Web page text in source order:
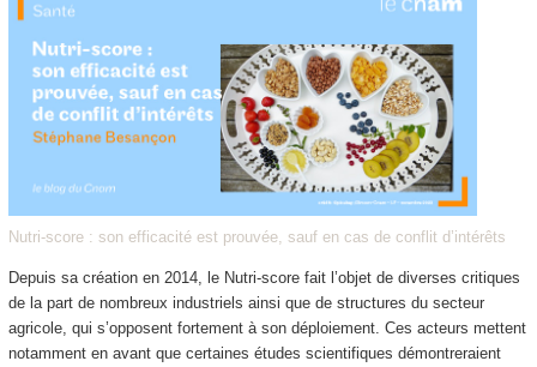
Nutri-score : son efficacité est prouvée, sauf en cas de conflit d’intérêts
Depuis sa création en 2014, le Nutri-score fait l’objet de diverses critiques
de la part de nombreux industriels ainsi que de structures du secteur
agricole, qui s’opposent fortement à son déploiement. Ces acteurs mettent
notamment en avant que certaines études scientifiques démontreraient